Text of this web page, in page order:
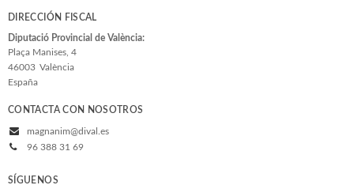
DIRECCIÓN FISCAL
Diputació Provincial de València:
Plaça Manises, 4
46003 València
España
CONTACTA CON NOSOTROS
magnanim@dival.es
96 388 31 69
SÍGUENOS